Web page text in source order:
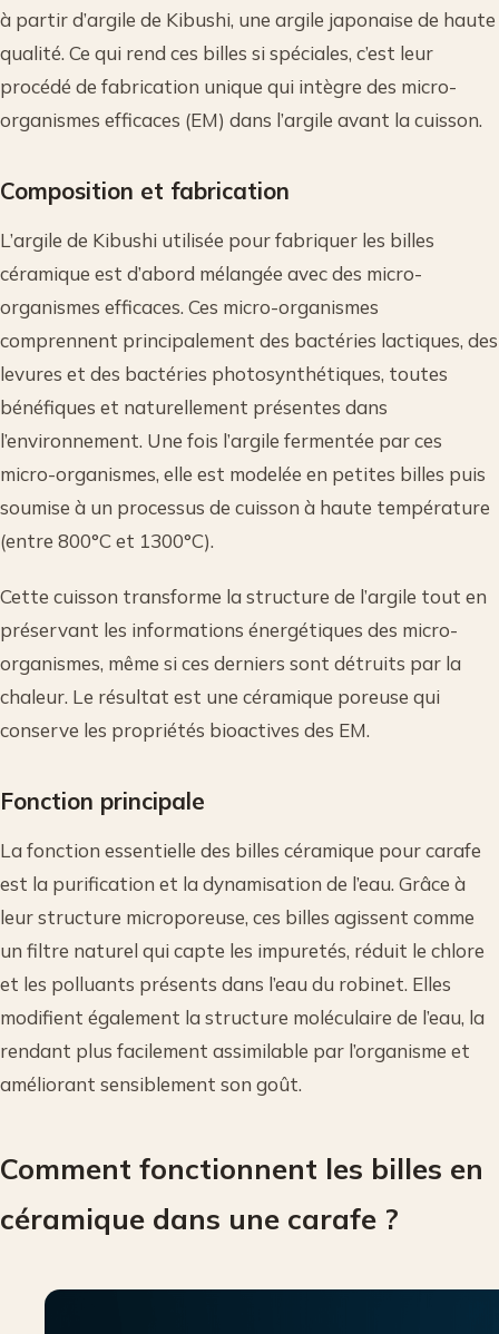
à partir d’argile de Kibushi, une argile japonaise de haute
qualité. Ce qui rend ces billes si spéciales, c’est leur
procédé de fabrication unique qui intègre des micro-
organismes efficaces (EM) dans l’argile avant la cuisson.
Composition et fabrication
L’argile de Kibushi utilisée pour fabriquer les billes
céramique est d’abord mélangée avec des micro-
organismes efficaces. Ces micro-organismes
comprennent principalement des bactéries lactiques, des
levures et des bactéries photosynthétiques, toutes
bénéfiques et naturellement présentes dans
l’environnement. Une fois l’argile fermentée par ces
micro-organismes, elle est modelée en petites billes puis
soumise à un processus de cuisson à haute température
(entre 800°C et 1300°C).
Cette cuisson transforme la structure de l’argile tout en
préservant les informations énergétiques des micro-
organismes, même si ces derniers sont détruits par la
chaleur. Le résultat est une céramique poreuse qui
conserve les propriétés bioactives des EM.
Fonction principale
La fonction essentielle des billes céramique pour carafe
est la purification et la dynamisation de l’eau. Grâce à
leur structure microporeuse, ces billes agissent comme
un filtre naturel qui capte les impuretés, réduit le chlore
et les polluants présents dans l’eau du robinet. Elles
modifient également la structure moléculaire de l’eau, la
rendant plus facilement assimilable par l’organisme et
améliorant sensiblement son goût.
Comment fonctionnent les billes en
céramique dans une carafe ?